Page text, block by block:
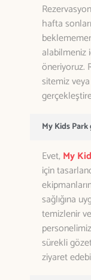
hafta
alabilmeniz
öneriyoruz.
sitemiz
My Kids
Evet,My
için
sağlığına
temizlenir
sürekli
ziyaret